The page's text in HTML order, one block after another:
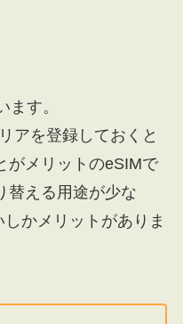
す。
アを登録しておくと
がメリットのeSIMで
替える用途が少な
かメリットがありま